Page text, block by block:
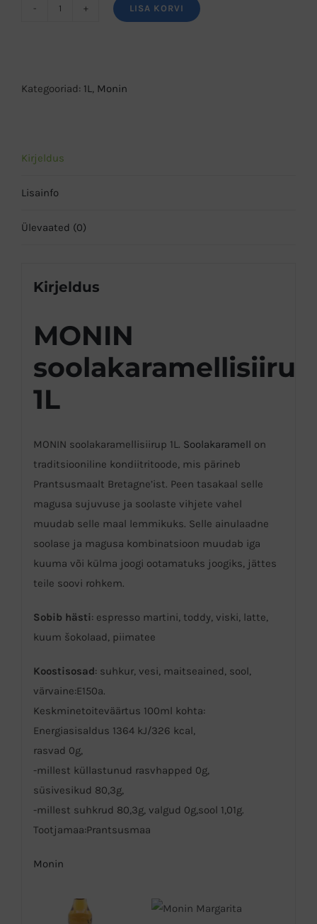
LISA KORVI
Kategooriad: 1L, Monin
Kirjeldus
Lisainfo
Ülevaated (0)
Kirjeldus
MONIN
soolakaramellisiirup
1L
MONIN soolakaramellisiirup 1L. Soolakaramell on
traditsiooniline kondiitritoode, mis pärineb
Prantsusmaalt Bretagne’ist. Peen tasakaal selle
magusa sujuvuse ja soolaste vihjete vahel
muudab selle maal lemmikuks. Selle ainulaadne
soolase ja magusa kombinatsioon muudab iga
kuuma või külma joogi ootamatuks joogiks, jättes
teile soovi rohkem.
Sobib hästi: espresso martini, toddy, viski, latte,
kuum šokolaad, piimatee
Koostisosad: suhkur, vesi, maitseained, sool,
värvaine:E150a.
Keskminetoiteväärtus 100ml kohta:
Energiasisaldus 1364 kJ/326 kcal,
rasvad 0g,
-millest küllastunud rasvhapped 0g,
süsivesikud 80,3g,
-millest suhkrud 80,3g, valgud 0g,sool 1,01g.
Tootjamaa:Prantsusmaa
Monin